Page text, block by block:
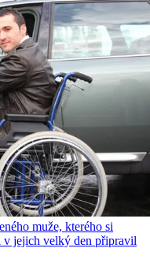
muže, kterého si
v jejich velký den připravil